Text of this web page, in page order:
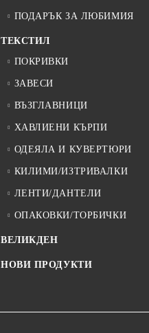
ПОДАРЪК ЗА ЛЮБИМИЯ
ТЕКСТИЛ
ПОКРИВКИ
ЗАВЕСИ
ВЪЗГЛАВНИЦИ
ХАВЛИЕНИ КЪРПИ
ОДЕЯЛА И КУВЕРТЮРИ
КИЛИМИ/ИЗТРИВАЛКИ
ЛЕНТИ/ДАНТЕЛИ
ОПАКОВКИ/ТОРБИЧКИ
ВЕЛИКДЕН
НОВИ ПРОДУКТИ